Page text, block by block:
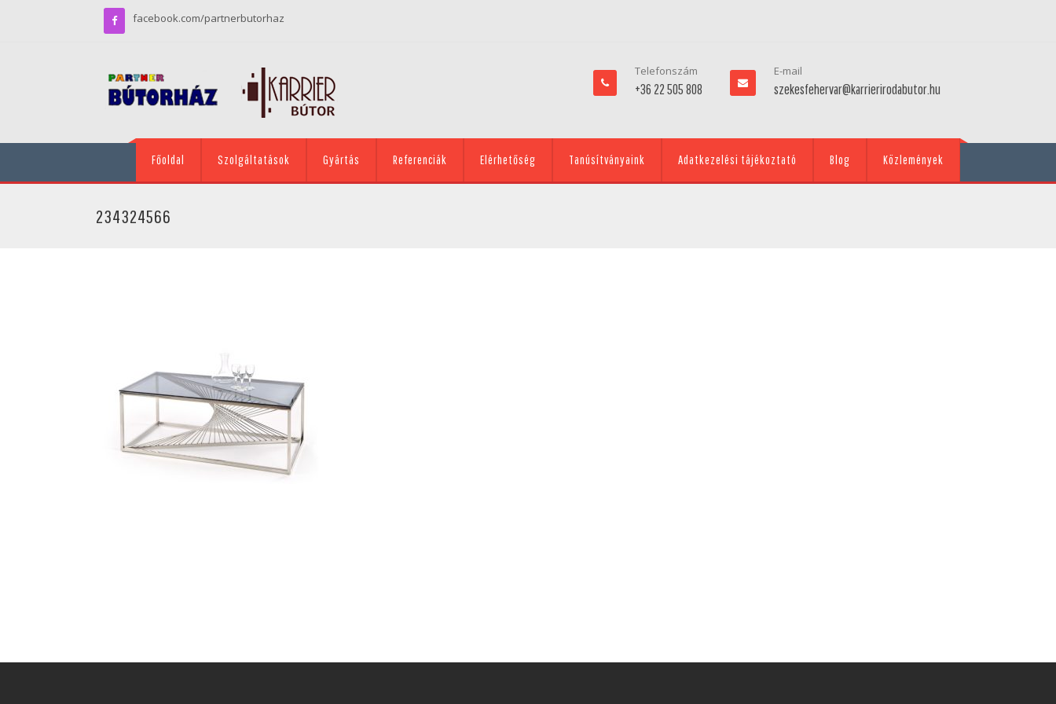
facebook.com/partnerbutorhaz
Telefonszám
+36 22 505 808
E-mail
szekesfehervar@karrierirodabutor.hu
Főoldal Szolgáltatások Gyártás Referenciák Elérhetőség Tanúsítványaink Adatkezelési tájékoztató Blog Közlemények
234324566